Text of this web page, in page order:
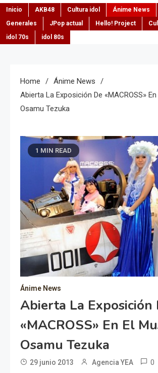
Inicio AKB48 Cultura idol Ánime News
Generales
JPop actual Hello! Project
idol 70s
idol 80s
Home
Ánime News
Abierta La Exposición De «MACROSS»
Osamu Tezuka
1 MIN READ
Ánime News
Abierta La Exposición
«MACROSS» En El
Osamu Tezuka
29 junio 2013 Agencia YEA 0